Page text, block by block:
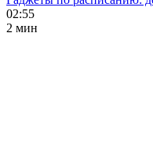
02:55
2 мин